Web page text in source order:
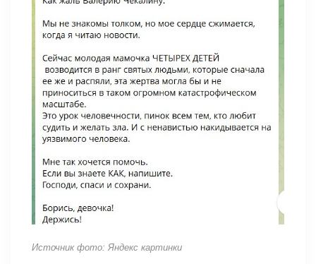
Источник фото: Яндекс картинки